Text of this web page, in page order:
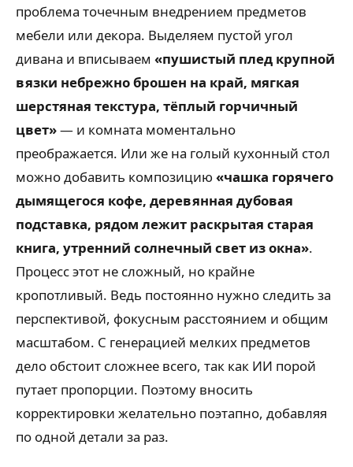
проблема точечным внедрением предметов
мебели или декора. Выделяем пустой угол
дивана и вписываем «пушистый плед крупной
вязки небрежно брошен на край, мягкая
шерстяная текстура, тёплый горчичный
цвет»— и комната моментально
преображается. Или же на голый кухонный стол
можно добавить композицию «чашка горячего
дымящегося кофе, деревянная дубовая
подставка, рядом лежит раскрытая старая
книга, утренний солнечный свет из окна».
Процесс этот не сложный, но крайне
кропотливый. Ведь постоянно нужно следить за
перспективой, фокусным расстоянием и общим
масштабом. С генерацией мелких предметов
дело обстоит сложнее всего, так как ИИ порой
путает пропорции. Поэтому вносить
корректировки желательно поэтапно, добавляя
по одной детали за раз.